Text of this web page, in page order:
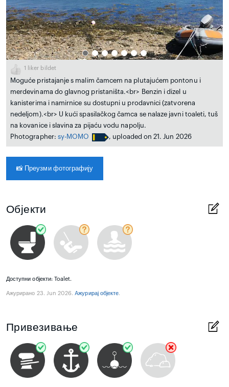
1 liker bildet
Moguće pristajanje s malim čamcem na plutajućem pontonu i
merdevinama do glavnog pristaništa.<br> Benzin i dizel u
kanisterima i namirnice su dostupni u prodavnici (zatvorena
nedeljom).<br> U kući spasilačkog čamca se nalaze javni toaleti, tuš
na kovanice i slavina za pijaću vodu napolju.
Photographer: sy-MOMO , uploaded on 21. Jun 2026
📸 Преузми фотографију
Објекти
Доступни објекти: Toalet.
Ажурирано 23. Jun 2026.Aжурирај објекте.
Привезивање